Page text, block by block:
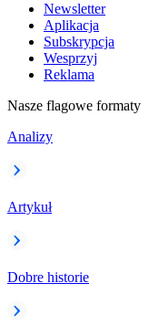
Newsletter
Aplikacja
Subskrypcja
Wesprzyj
Reklama
Nasze flagowe formaty
Analizy
Artykuł
Dobre historie